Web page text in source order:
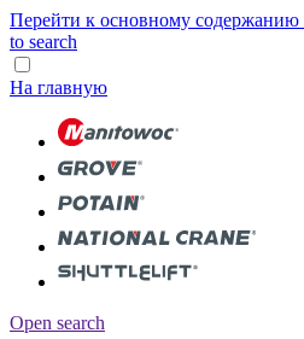
Перейти к основному содержанию
to search
На главную
Open search